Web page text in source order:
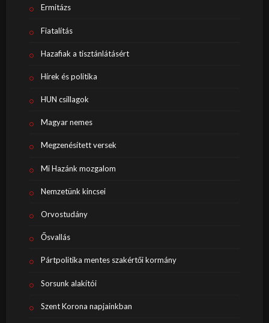
Ermitázs
Fiatalítás
Hazafiak a tisztánlátásért
Hírek és politika
HUN csillagok
Magyar nemes
Megzenésített versek
Mi Hazánk mozgalom
Nemzetünk kincsei
Orvostudány
Ősvallás
Pártpolitika mentes szakértői kormány
Sorsunk alakítói
Szent Korona napjainkban